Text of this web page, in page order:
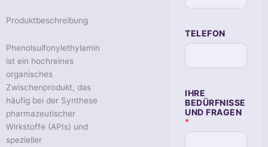
Produktbeschreibung
Phenolsulfonylethylamin
ist ein hochreines
organisches
Zwischenprodukt, das
häufig bei der Synthese
pharmazeutischer
Wirkstoffe (APIs) und
spezieller
TELEFON
E
D
Ü
R
F
IHRE
BEDÜRFNISSE
UND FRAGEN
*